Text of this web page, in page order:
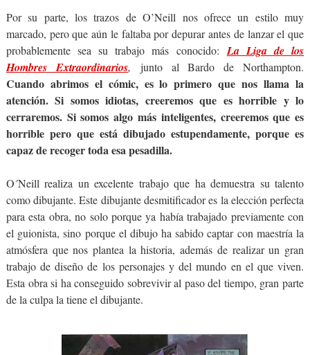
Por su parte, los trazos de O’Neill nos ofrece un estilo muy
marcado, pero que aún le faltaba por depurar antes de lanzar el que
probablemente sea su trabajo más conocido: La Liga de los
Hombres Extraordinarios, junto al Bardo de Northampton.
Cuando abrimos el cómic, es lo primero que nos llama la
atención. Si somos idiotas, creeremos que es horrible y lo
cerraremos. Si somos algo más inteligentes, creeremos que es
horrible pero que está dibujado estupendamente, porque es
capaz de recoger toda esa pesadilla.
O´Neill realiza un excelente trabajo que ha demuestra su talento
como dibujante. Este dibujante desmitificador es la elección perfecta
para esta obra, no solo porque ya había trabajado previamente con
el guionista, sino porque el dibujo ha sabido captar con maestría la
atmósfera que nos plantea la historia, además de realizar un gran
trabajo de diseño de los personajes y del mundo en el que viven.
Esta obra si ha conseguido sobrevivir al paso del tiempo, gran parte
de la culpa la tiene el dibujante.